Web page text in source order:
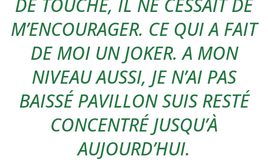
DE TOUCHE, IL NE CESSAIT DE
M’ENCOURAGER. CE QUI A FAIT
DE MOI UN JOKER. A MON
NIVEAU AUSSI, JE N’AI PAS
BAISSÉ PAVILLON SUIS RESTÉ
CONCENTRÉ JUSQU’À
AUJOURD’HUI.